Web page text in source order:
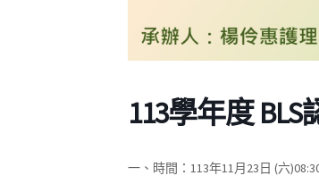
113學年度
一、 時間： 113年11月23日 (六